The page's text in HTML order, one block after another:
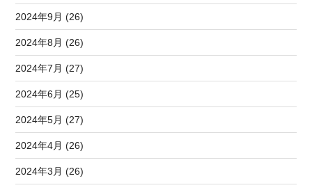
2024年9月 (26)
2024年8月 (26)
2024年7月 (27)
2024年6月 (25)
2024年5月 (27)
2024年4月 (26)
2024年3月 (26)